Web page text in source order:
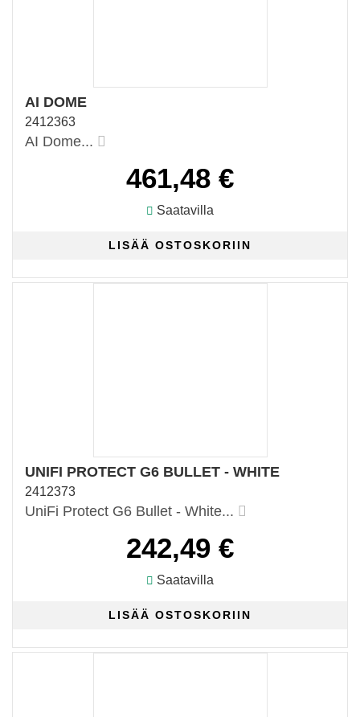
AI DOME
2412363
AI Dome...
461,48 €
Saatavilla
UNIFI PROTECT G6 BULLET - WHITE
2412373
UniFi Protect G6 Bullet - White...
242,49 €
Saatavilla